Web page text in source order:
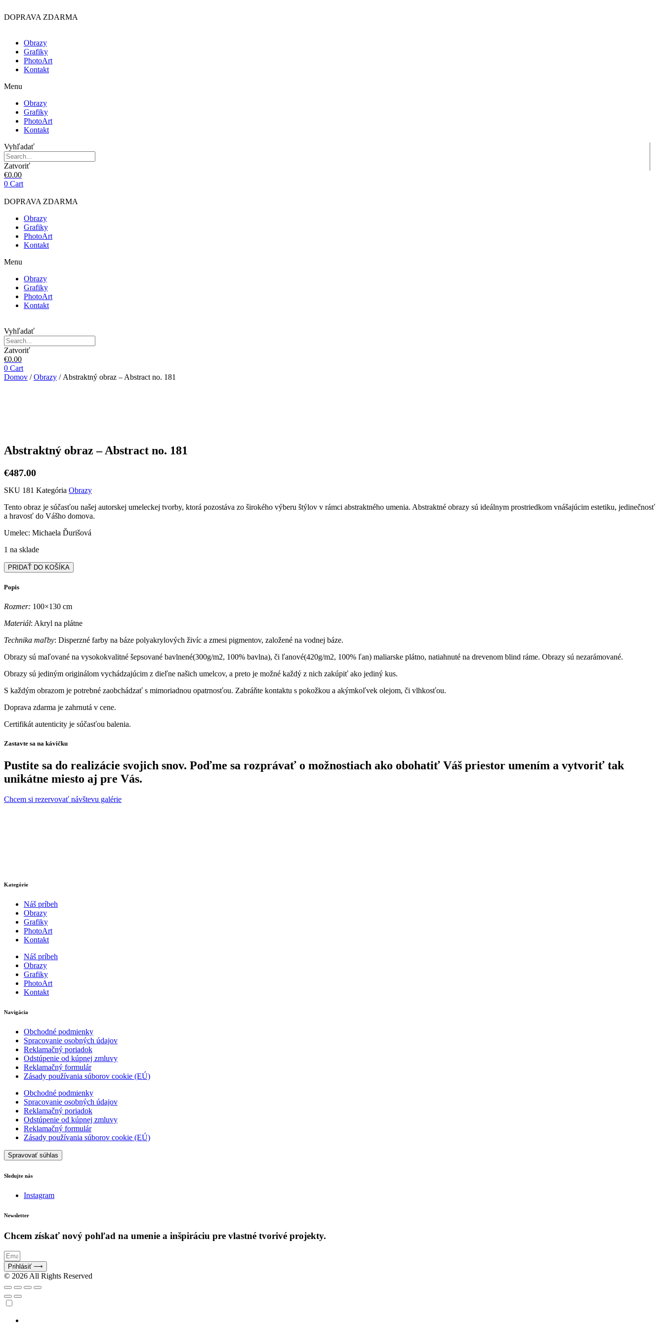
na
DOPRAVA ZDARMA
Obrazy
Grafiky
PhotoArt
Kontakt
Menu
Obrazy
Grafiky
PhotoArt
Kontakt
Vyhľadať
Zatvoriť
€0.00
0 Cart
DOPRAVA ZDARMA
Obrazy
Grafiky
PhotoArt
Kontakt
Menu
Obrazy
Grafiky
PhotoArt
Kontakt
Vyhľadať
Zatvoriť
€0.00
0 Cart
Domov /Obrazy / Abstraktný obraz – Abstract no. 181
Abstraktný obraz – Abstract no. 181
€487.00
SKU 181 Kategória Obrazy
Tento obraz je súčasťou našej autorskej umeleckej tvorby, ktorá pozostáva zo širokého výberu štýlov v rámci abstraktného umenia. Abstraktné obrazy sú ideálnym prostriedkom vnášajúcim estetiku, jedinečnosť
a hravosť do Vášho domova.
Umelec: Michaela Ďurišová
1 na sklade
množstvo
Abstraktný
obraz
no.
181
PRIDAŤ DO KOŠÍKA
Popis
Rozmer: 100×130 cm
Materiál: Akryl na plátne
Technika maľby: Disperzné farby na báze polyakrylových živíc a zmesi pigmentov, založené na vodnej báze.
Obrazy sú maľované na vysokokvalitné šepsované bavlnené(300g/m2, 100% bavlna), či ľanové(420g/m2, 100% ľan) maliarske plátno, natiahnuté na drevenom blind ráme. Obrazy sú nezarámované.
Obrazy sú jediným originálom vychádzajúcim z dieľne našich umelcov, a preto je možné každý z nich zakúpiť ako jediný kus.
S každým obrazom je potrebné zaobchádzať s mimoriadnou opatrnosťou. Zabráňte kontaktu s pokožkou a akýmkoľvek olejom, či vlhkosťou.
Doprava zdarma je zahrnutá v cene.
Certifikát autenticity je súčasťou balenia.
Zastavte sa na kávičku
Pustite sa do realizácie svojich snov. Poďme sa rozprávať o možnostiach ako obohatiť Váš priestor umením a vytvoriť tak
unikátne miesto aj pre Vás.
Chcem si rezervovať návštevu galérie
Kategórie
Náš príbeh
Obrazy
Grafiky
PhotoArt
Kontakt
Náš príbeh
Obrazy
Grafiky
PhotoArt
Kontakt
Navigácia
Obchodné podmienky
Spracovanie osobných údajov
Reklamačný poriadok
Odstúpenie od kúpnej zmluvy
Reklamačný formulár
Zásady používania súborov cookie (EÚ)
Obchodné podmienky
Spracovanie osobných údajov
Reklamačný poriadok
Odstúpenie od kúpnej zmluvy
Reklamačný formulár
Zásady používania súborov cookie (EÚ)
Spravovať súhlas
Sledujte nás
Instagram
Newsletter
Chcem získať nový pohľad na umenie a inšpiráciu pre vlastné tvorivé projekty.
Prihlásiť ⟶
© 2026 All Rights Reserved